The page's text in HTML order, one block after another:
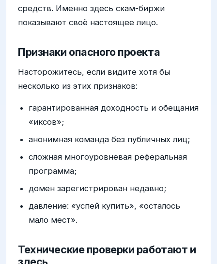
средств. Именно здесь скам-биржи
показывают своё настоящее лицо.
Признаки опасного проекта
Насторожитесь, если видите хотя бы
несколько из этих признаков:
гарантированная доходность и обещания
«иксов»;
анонимная команда без публичных лиц;
сложная многоуровневая реферальная
программа;
домен зарегистрирован недавно;
давление: «успей купить», «осталось
мало мест».
Технические проверки работают и